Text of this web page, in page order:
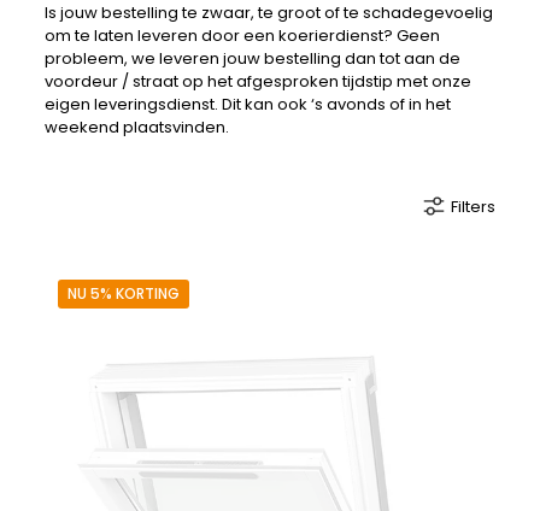
Is jouw bestelling te zwaar, te groot of te schadegevoelig
om te laten leveren door een koerierdienst? Geen
probleem, we leveren jouw bestelling dan tot aan de
voordeur / straat op het afgesproken tijdstip met onze
eigen leveringsdienst. Dit kan ook ‘s avonds of in het
weekend plaatsvinden.
Filters
NU 5% KORTING